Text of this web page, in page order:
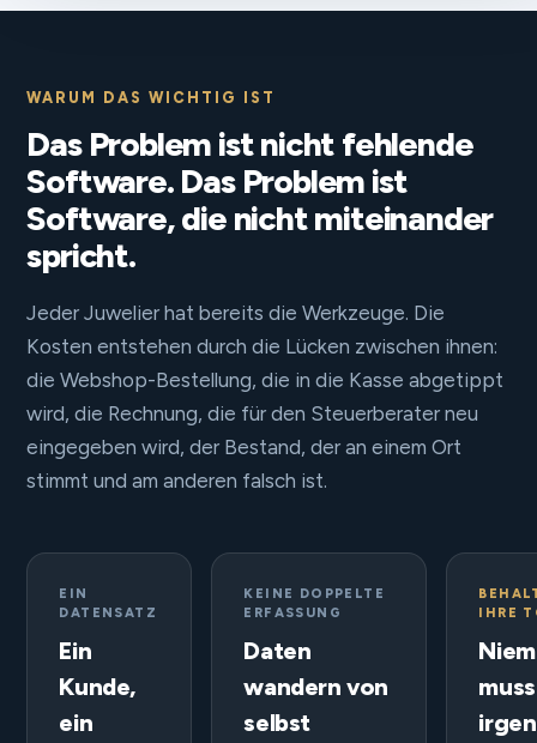
WARUM DAS WICHTIG IST
Das Problem ist nicht fehlende
Software. Das Problem ist
Software, die nicht miteinander
spricht.
Jeder Juwelier hat bereits die Werkzeuge. Die
Kosten entstehen durch die Lücken zwischen ihnen:
die Webshop-Bestellung, die in die Kasse abgetippt
wird, die Rechnung, die für den Steuerberater neu
eingegeben wird, der Bestand, der an einem Ort
stimmt und am anderen falsch ist.
EIN
DATENSATZ
Ein
Kunde,
ein
KEINE DOPPELTE
ERFASSUNG
Daten
wandern von
selbst
IHRE
muss